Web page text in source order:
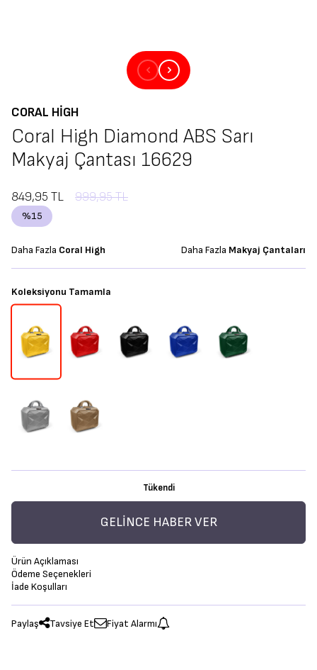
CORAL HIGH
Coral High Diamond ABS Sarı
Makyaj Çantası 16629
849,95 TL 999,95TL
%15
Daha Fazla Coral High Daha Fazla Makyaj Çantaları
Koleksiyonu Tamamla
Tükendi
GELINCE HABER VER
Ürün Açıklaması
Ödeme Seçenekleri
İade Koşulları
Paylaş Tavsiye Et Fiyat Alarmı